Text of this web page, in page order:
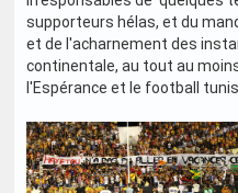
supporteurs hélas, et du
et de l'acharnement des
continentale, au tout au
l'Espérance et le football